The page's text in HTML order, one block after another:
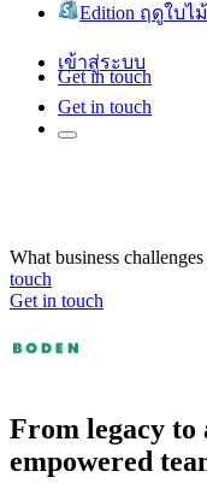
Edition ฤดูใบไ
เข้าสู่ระบบ
Get in touch
Get in touch
What business
touch
Get in touch
From legacy
empowered